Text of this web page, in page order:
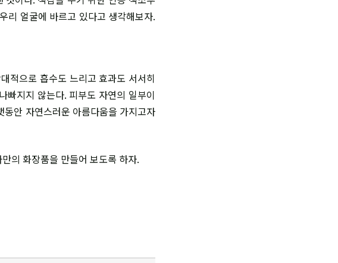
리 얼굴에 바르고 있다고 생각해보자.
적으로 흡수도 느리고 효과도 서서히
빠지지 않는다. 피부도 자연의 일부이
안 자연스러운 아름다움을 가지고자
의 화장품을 만들어 보도록 하자.